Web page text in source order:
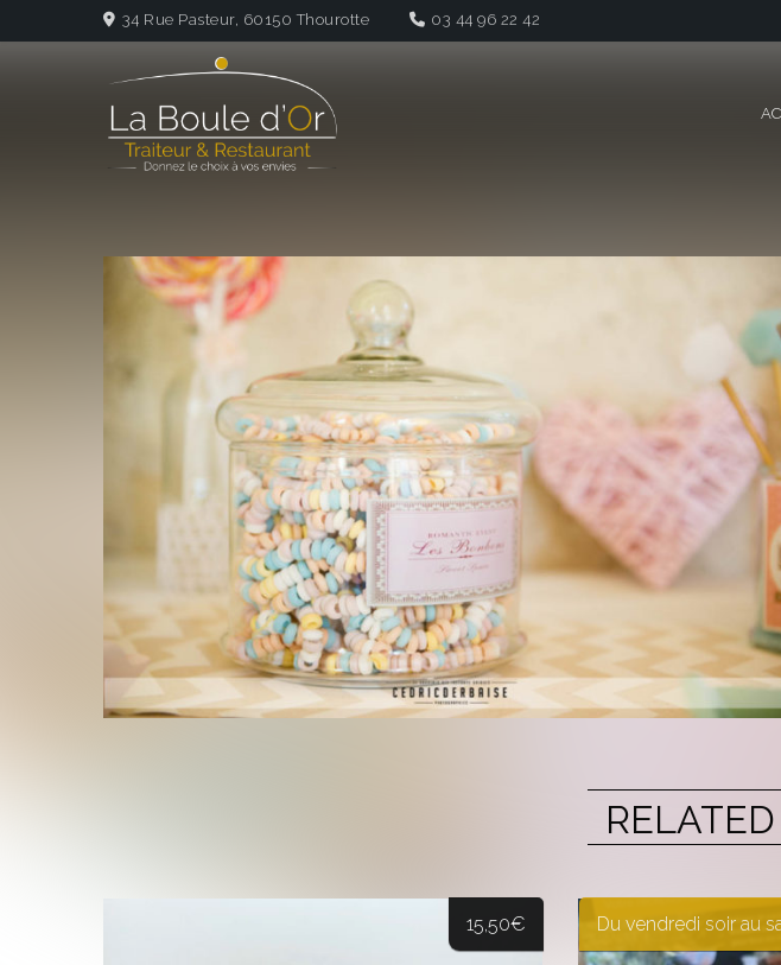
34 Rue Pasteur, 60150 Thourotte 03 44 96 22 42
15,50€ Du vendredi soir au
Panneau de gestion des cookies